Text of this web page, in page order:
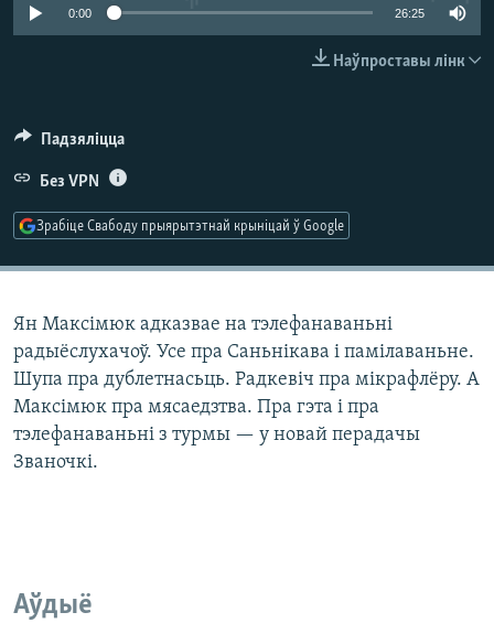
КУЛЬТУРА
МОВА0:00 26:25
Наўпроставы лінк
Падзяліцца
Без VPN
Зрабіце Свабоду прыярытэтнай крыніцай ў Google
Ян Максімюк адказвае на тэлефанаваньні
радыёслухачоў. Усе пра Саньнікава і памілаваньне.
Шупа пра дублетнасьць. Радкевіч пра мікрафлёру. А
Максімюк пра мясаедзтва. Пра гэта і пра
тэлефанаваньні з турмы — у новай перадачы
Званочкі.
Аўдыё